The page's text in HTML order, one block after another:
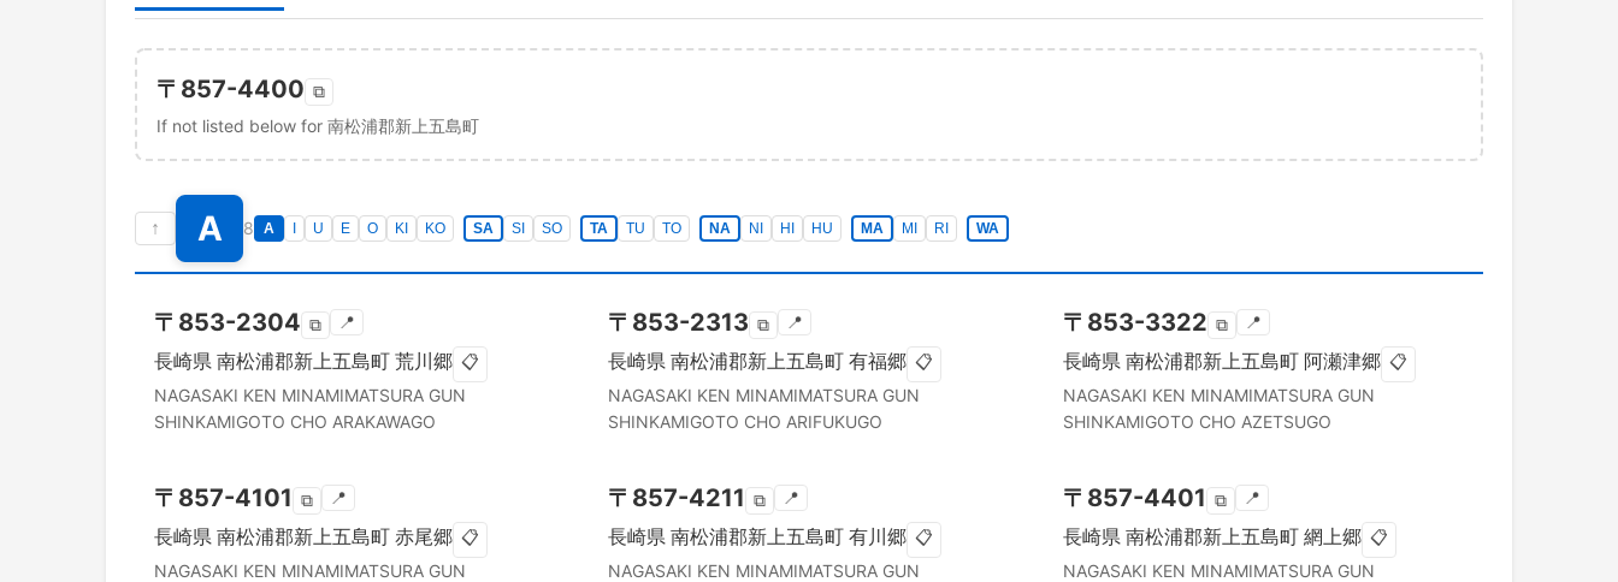
〒 857-4400 ⧉
If not listed below for 南松浦郡新上五島町
↑ A 8 A U E O KI KO SA SI SO TA TU TO NA NI HI HU MA MI RI WA
〒 853-2304 ⧉ 📍
長崎県 南松浦郡新上五島町 荒川郷 📋
NAGASAKI KEN MINAMIMATSURA GUN
SHINKAMIGOTO CHO ARAKAWAGO
〒 853-2313 ⧉ 📍
長崎県 南松浦郡新上五島町 有福郷 📋
NAGASAKI KEN MINAMIMATSURA GUN
SHINKAMIGOTO CHO ARIFUKUGO
〒 853-3322 ⧉ 📍
長崎県 南松浦郡新上五島町 阿瀬津郷 📋
NAGASAKI KEN MINAMIMATSURA GUN
SHINKAMIGOTO CHO AZETSUGO
〒 857-4101 ⧉ 📍
長崎県 南松浦郡新上五島町 赤尾郷 📋
NAGASAKI KEN MINAMIMATSURA GUN
〒 857-4211 ⧉ 📍
長崎県 南松浦郡新上五島町 有川郷 📋
NAGASAKI KEN MINAMIMATSURA GUN
〒 857-4401 ⧉ 📍
長崎県 南松浦郡新上五島町 網上郷 📋
NAGASAKI KEN MINAMIMATSURA GUN